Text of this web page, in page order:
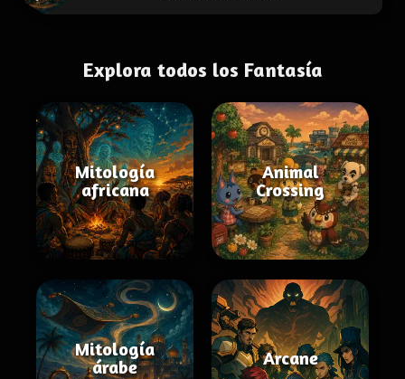
Explora todos los Fantasía
Mitología
africana
Animal
Crossing
Mitología
árabe
Arcane